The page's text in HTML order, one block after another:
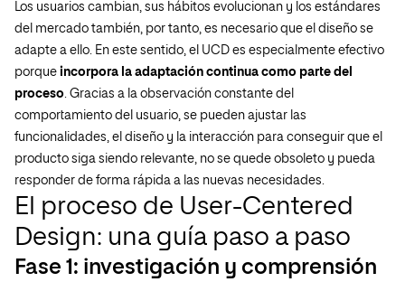
Los usuarios cambian, sus hábitos evolucionan y los estándares
del mercado también, por tanto, es necesario que el diseño se
adapte a ello. En este sentido, el UCD es especialmente efectivo
porque incorpora la adaptación continua como parte del
proceso. Gracias a la observación constante del
comportamiento del usuario, se pueden ajustar las
funcionalidades, el diseño y la interacción para conseguir que el
producto siga siendo relevante, no se quede obsoleto y pueda
responder de forma rápida a las nuevas necesidades.
El proceso de User-Centered
Design: una guía paso a paso
Fase 1: investigación y comprensión